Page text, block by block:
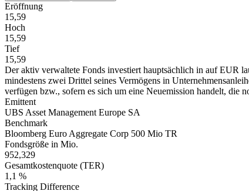
Eröffnung
15,59
Hoch
15,59
Tief
15,59
Der aktiv verwaltete Fonds investiert hauptsächlich in auf EUR
mindestens zwei Drittel seines Vermögens in
verfügen bzw., sofern es sich um eine Neuemission handelt, die
Emittent
UBS Asset Management Europe SA
Benchmark
Bloomberg Euro Aggregate Corp 500 Mio TR
Fondsgröße in Mio.
952,329
Gesamtkostenquote (TER)
1,1 %
Tracking Difference